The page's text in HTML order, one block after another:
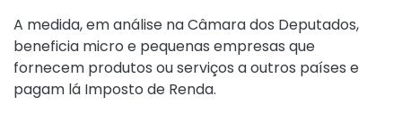
A medida, em análise na Câmara dos Deputados,
beneficia micro e pequenas empresas que
fornecem produtos ou serviços a outros países e
pagam lá Imposto de Renda.